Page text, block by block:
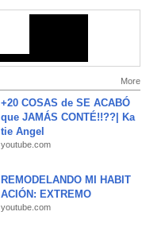
More
+20 COSAS de SE ACABÓ
que JAMÁS CONTÉ!!??| Ka
tie Angel
youtube.com
REMODELANDO MI HABIT
ACIÓN: EXTREMO
youtube.com